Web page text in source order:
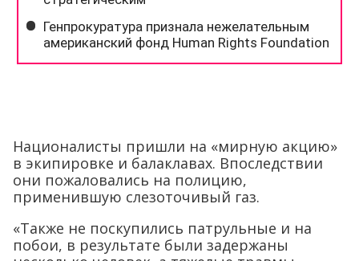
Националисты пришли на «мирную акцию»
в экипировке и балаклавах. Впоследствии
они пожаловались на полицию,
применившую слезоточивый газ.
«Также не поскупились патрульные и на
побои, в результате были задержаны